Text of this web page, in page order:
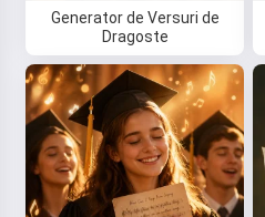
Generator de Versuri de
Dragoste